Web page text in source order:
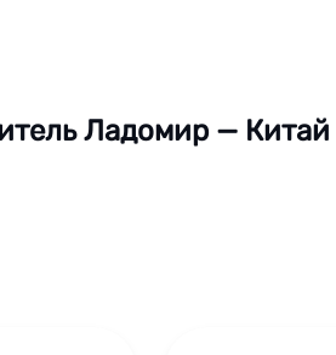
Ладомир — Китай